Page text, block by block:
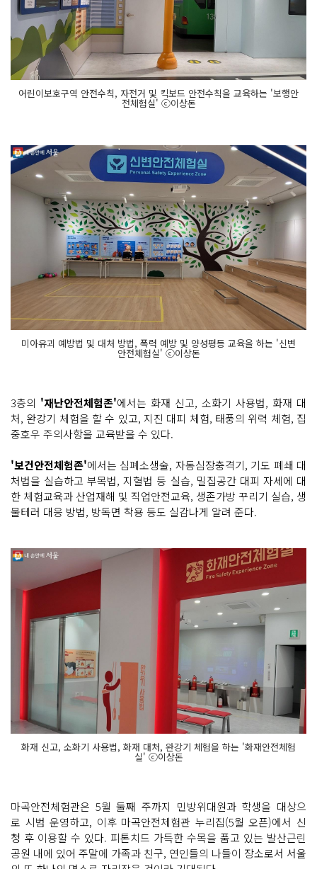
어린이보호구역 안전수칙, 자전거 및 킥보드 안전수칙을 교육하는 '보행안
전체험실' ⓒ이상돈
미아유괴 예방법 및 대처 방법, 폭력 예방 및 양성평등 교육을 하는 '신변
안전체험실' ⓒ이상돈
3층의 '재난안전체험존'에서는 화재 신고, 소화기 사용법, 화재 대
처, 완강기 체험을 할 수 있고, 지진 대피 체험, 태풍의 위력 체험, 집
중호우 주의사항을 교육받을 수 있다.
'보건안전체험존'에서는 심폐소생술, 자동심장충격기, 기도 폐쇄 대
처법을 실습하고 부목법, 지혈법 등 실습, 밀집공간 대피 자세에 대
한 체험교육과 산업재해 및 직업안전교육, 생존가방 꾸리기 실습, 생
물테러 대응 방법, 방독면 착용 등도 실감나게 알려 준다.
화재 신고, 소화기 사용법, 화재 대처, 완강기 체험을 하는 '화재안전체험
실' ⓒ이상돈
마곡안전체험관은 5월 둘째 주까지 민방위대원과 학생을 대상으
로 시범 운영하고, 이후 마곡안전체험관 누리집(5월 오픈)에서 신
청 후 이용할 수 있다. 피톤치드 가득한 수목을 품고 있는 발산근린
공원 내에 있어 주말에 가족과 친구, 연인들의 나들이 장소로서 서울